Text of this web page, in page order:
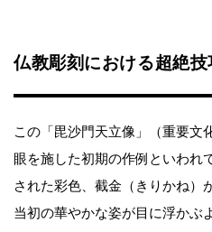
仏教彫刻における超絶技
この「毘沙門天立像」（重要文
眼を施した初期の作例といわれ
された彩色、截金（きりかね）
当初の華やかな姿が目に浮かぶ